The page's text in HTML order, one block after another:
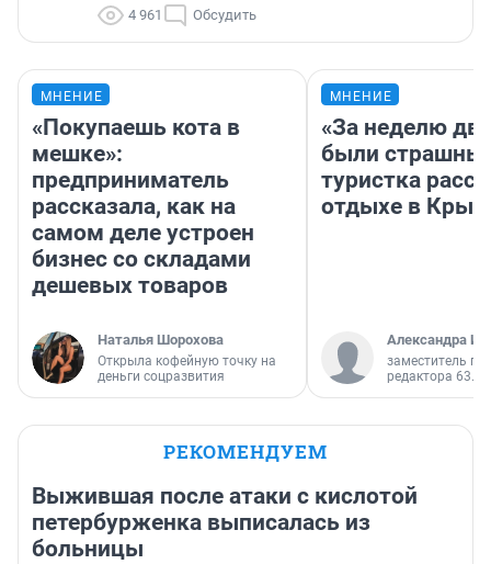
4 961 Обсудить
МНЕНИЕ
«Покупаешь кота в
мешке»:
предприниматель
рассказала, как на
самом деле устроен
бизнес со складами
дешевых товаров
Наталья Шорохова
Открыла кофейную точку на
деньги соцразвития
МНЕНИЕ
«За неделю
были
туристка
отдыхе в
Александра
заместитель
редактора 63.RU
РЕКОМЕНДУЕМ
Выжившая после атаки с кислотой
петербурженка выписалась из
больницы